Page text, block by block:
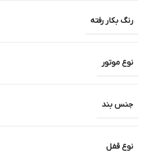
رنگ بکار رفته
نوع موتور
جنس بند
نوع قفل